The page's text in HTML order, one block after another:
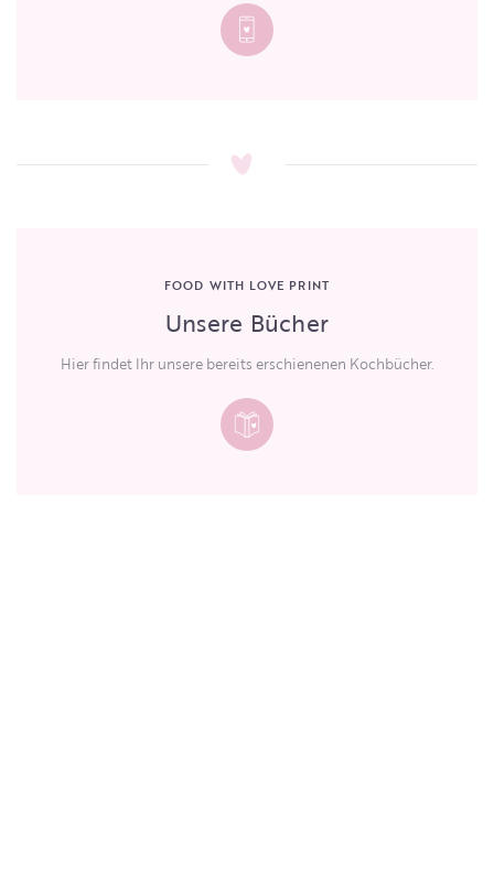
FOOD WITH LOVE PRINT
Unsere Bücher
Hier findet Ihr unsere bereits erschienenen Kochbücher.